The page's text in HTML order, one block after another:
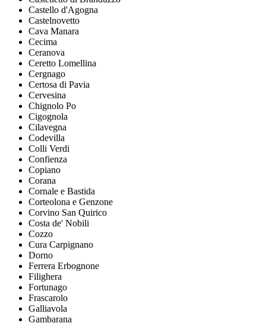
Castello d'Agogna
Castelnovetto
Cava Manara
Cecima
Ceranova
Ceretto Lomellina
Cergnago
Certosa di Pavia
Cervesina
Chignolo Po
Cigognola
Cilavegna
Codevilla
Colli Verdi
Confienza
Copiano
Corana
Cornale e Bastida
Corteolona e Genzone
Corvino San Quirico
Costa de' Nobili
Cozzo
Cura Carpignano
Dorno
Ferrera Erbognone
Filighera
Fortunago
Frascarolo
Galliavola
Gambarana